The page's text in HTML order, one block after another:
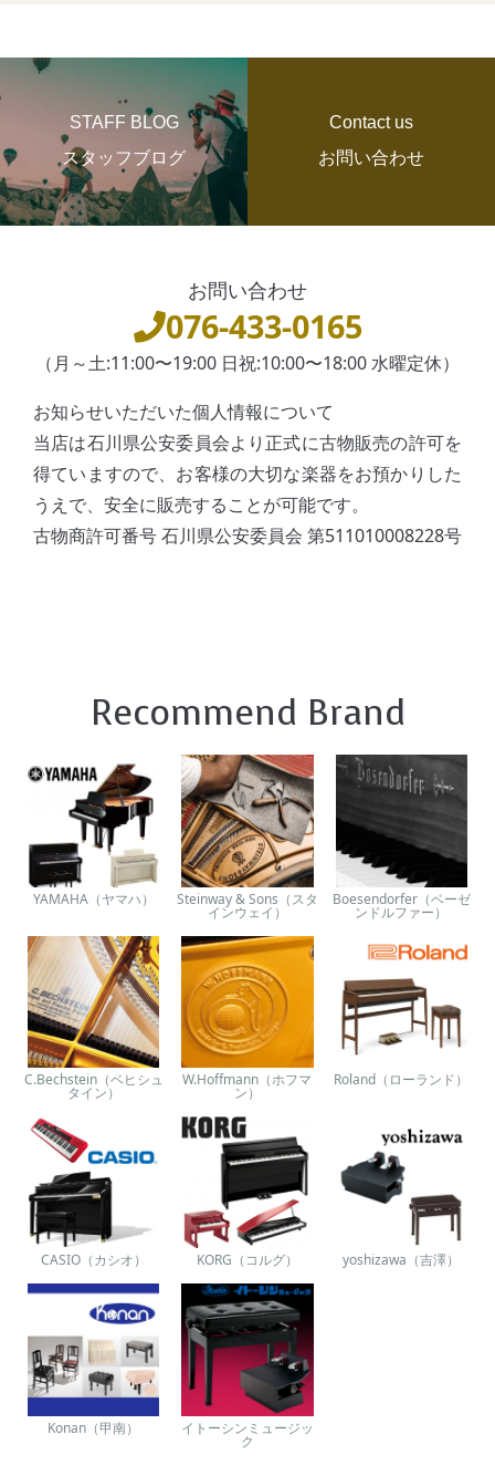
STAFF BLOG
スタッフブログ
Contact us
お問い合わせ
お問い合わせ
076-433-0165
（月～土:11:00〜19:00 日祝:10:00〜18:00 水曜定休）
お知らせいただいた個人情報について
当店は石川県公安委員会より正式に古物販売の許可を
得ていますので、お客様の大切な楽器をお預かりした
うえで、安全に販売することが可能です。
古物商許可番号 石川県公安委員会 第511010008228号
Recommend Brand
YAMAHA（ヤマハ） Steinway & Sons（スタ
インウェイ）
Boesendorfer（ベーゼ
ンドルファー）
C.Bechstein（ベヒシュ
タイン）
W.Hoffmann（ホフマ
ン）
Roland（ローランド）
CASIO（カシオ） KORG（コルグ） yoshizawa（吉澤）
Konan（甲南） イトーシンミュージッ
ク